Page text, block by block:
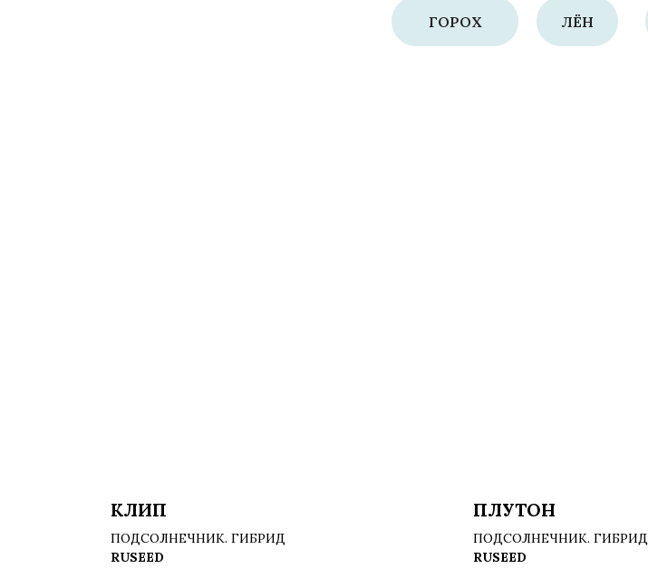
ГОРОХ ЛЁН
КЛИП
ПОДСОЛНЕЧНИК. ГИБРИД
RUSEED
ПЛУТОН
ПОДСОЛНЕЧНИК. ГИБРИД
RUSEED